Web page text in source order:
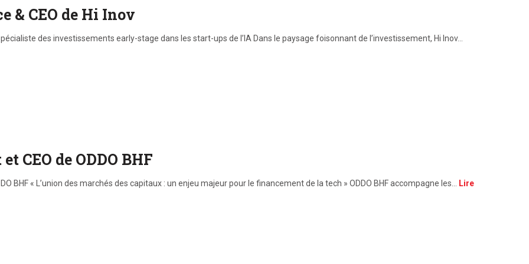
& CEO de Hi Inov
des investissements early-stage dans les start-ups de l’IA Dans le paysage foisonnant de l’investissement, Hi Inov…
CEO de ODDO BHF
BHF « L’union des marchés des capitaux : un enjeu majeur pour le financement de la tech » ODDO BHF accompagne les… Lire